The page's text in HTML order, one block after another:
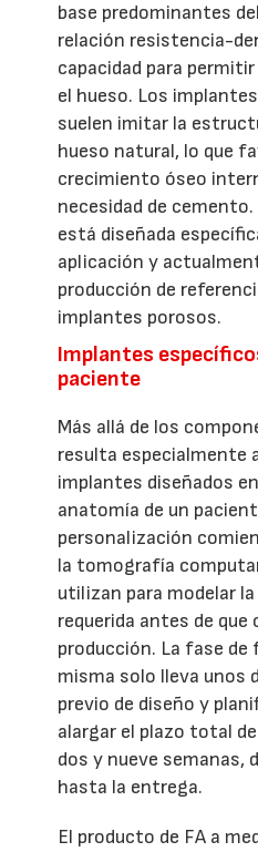
base predominantes
relación resistencia-
capacidad para
el hueso. Los
suelen imitar la
hueso natural, lo que
crecimiento óseo
necesidad de
está diseñada
aplicación y
producción de
implantes porosos.
Implantes
paciente
Más allá de los
resulta especialmente
implantes diseñados
anatomía de un
personalización
la tomografía
utilizan para modelar
requerida antes de que
producción. La fase de
misma solo lleva unos
previo de diseño y
alargar el plazo total
dos y nueve semanas,
hasta la entrega.
El producto de FA a